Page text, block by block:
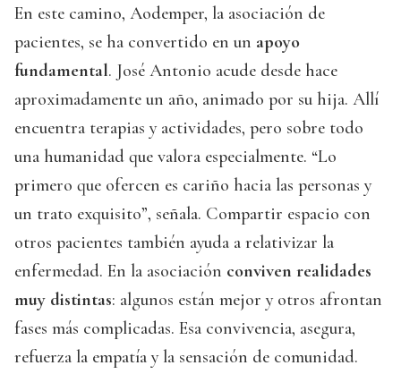
En este camino, Aodemper, la asociación de
pacientes, se ha convertido en un apoyo
fundamental. José Antonio acude desde hace
aproximadamente un año, animado por su hija. Allí
encuentra terapias y actividades, pero sobre todo
una humanidad que valora especialmente. “Lo
primero que ofercen es cariño hacia las personas y
un trato exquisito”, señala. Compartir espacio con
otros pacientes también ayuda a relativizar la
enfermedad. En la asociación conviven realidades
muy distintas: algunos están mejor y otros afrontan
fases más complicadas. Esa convivencia, asegura,
refuerza la empatía y la sensación de comunidad.